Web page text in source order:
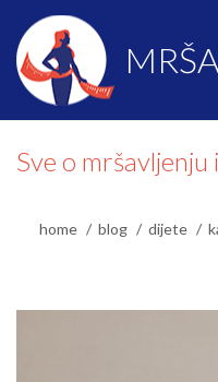
Sve o
home blog dijete